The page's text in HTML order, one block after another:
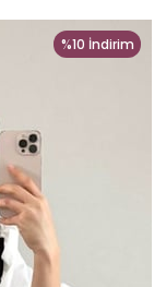
%10 İndirim